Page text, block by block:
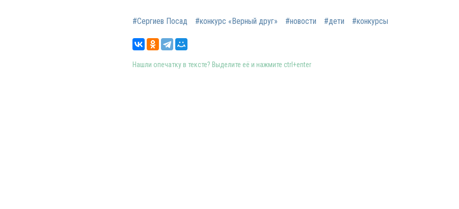
#Сергиев Посад #конкурс «Верный друг» #новости #дети #конкурсы
Нашли опечатку в тексте? Выделите её и нажмите ctrl+enter